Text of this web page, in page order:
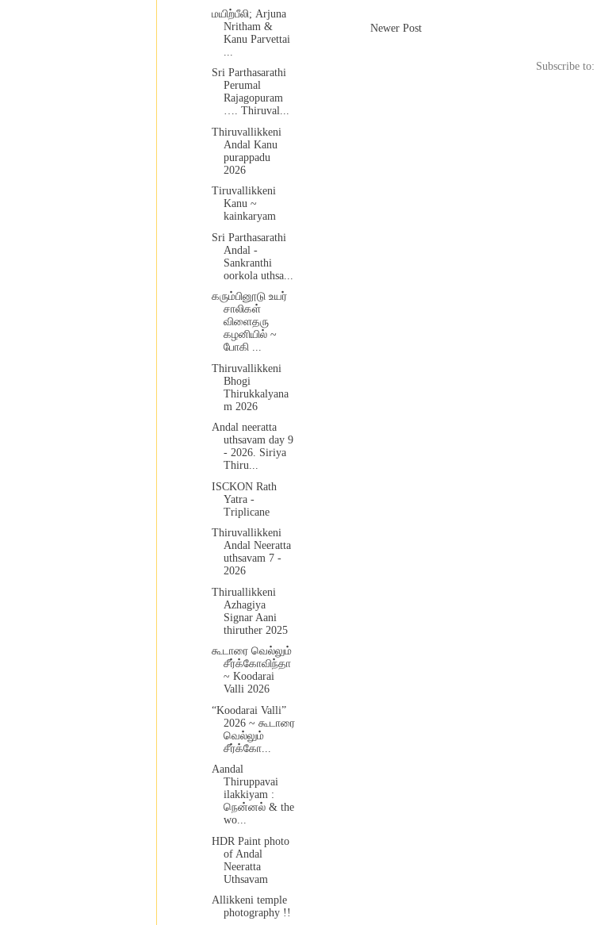
Newer Post
Subscribe to:
மயிற்பீலி; Arjuna
Nritham &
Kanu Parvettai
Sri Parthasarathi
Perumal
Rajagopuram
…. Thiruval...
Thiruvallikkeni
Andal Kanu
purappadu
2026
Tiruvallikkeni
Kanu ~
kainkaryam
Sri Parthasarathi
Andal -
Sankranthi
oorkola uthsa...
கரும்பினூடு உயர்
சாலிகள்
விளைதரு
கழனியில் ~
போகி ...
Thiruvallikkeni
Bhogi
Thirukkalyana
m 2026
Andal neeratta
uthsavam day 9
- 2026. Siriya
Thiru...
ISCKON Rath
Yatra -
Triplicane
Thiruvallikkeni
Andal Neeratta
uthsavam 7 -
2026
Thiruallikkeni
Azhagiya
Signar Aani
thiruther 2025
கூடாரை வெல்லும்
சீர்க்கோவிந்தா
~ Koodarai
Valli 2026
“Koodarai Valli”
2026 ~ கூடாரை
வெல்லும்
சீர்க்கோ...
Aandal
Thiruppavai
ilakkiyam :
நென்னல் & the
wo...
HDR Paint photo
of Andal
Neeratta
Uthsavam
Allikkeni temple
photography !!